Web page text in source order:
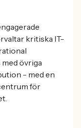
kritiska IT-
övriga
- med en
för